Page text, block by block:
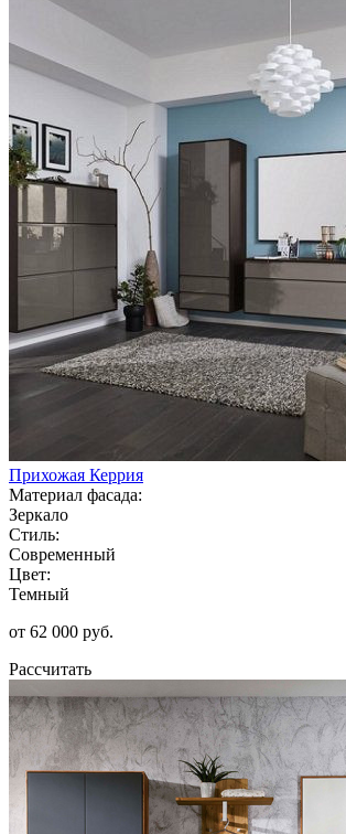
Прихожая Керрия
Материал фасада:
Зеркало
Стиль:
Современный
Цвет:
Темный
от 62 000 руб.
Рассчитать